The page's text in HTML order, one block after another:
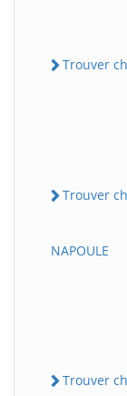
Trouver
Trouver
NAPOULE
Trouver